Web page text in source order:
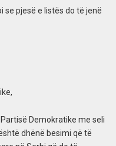
se pjesë e listës do të jenë
Demokratike me seli
dhënë besimi që të